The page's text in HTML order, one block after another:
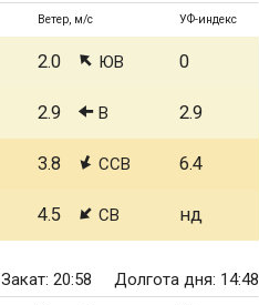
Ветер, м/с УФ-индекс
2.0 ЮВ 0
2.9 В 2.9
3.8 ССВ 6.4
4.5 СВ нд
Закат: 20:58 Долгота дня: 14:48